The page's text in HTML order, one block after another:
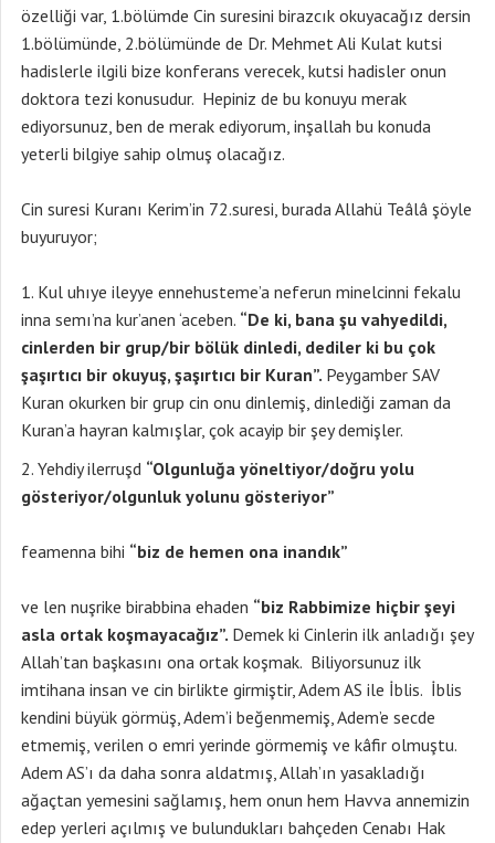
özelliği var, 1.bölümde Cin suresini birazcık okuyacağız dersin
1.bölümünde, 2.bölümünde de Dr. Mehmet Ali Kulat kutsi
hadislerle ilgili bize konferans verecek, kutsi hadisler onun
doktora tezi konusudur. Hepiniz de bu konuyu merak
ediyorsunuz, ben de merak ediyorum, inşallah bu konuda
yeterli bilgiye sahip olmuş olacağız.
Cin suresi Kuranı Kerim’in 72.suresi, burada Allahü Teâlâ şöyle
buyuruyor;
Kul uhıye ileyye ennehusteme’a neferun minelcinni fekalu
inna semı’na kur’anen ‘aceben. “De ki, bana şu vahyedildi,
cinlerden bir grup/bir bölük dinledi, dediler ki bu çok
şaşırtıcı bir okuyuş, şaşırtıcı bir Kuran”. Peygamber SAV
Kuran okurken bir grup cin onu dinlemiş, dinlediği zaman da
Kuran’a hayran kalmışlar, çok acayip bir şey demişler.
Yehdiy ilerruşd “Olgunluğa yöneltiyor/doğru yolu
gösteriyor/olgunluk yolunu gösteriyor”
feamenna bihi “biz de hemen ona inandık”
ve len nuşrike birabbina ehaden “biz Rabbimize hiçbir şeyi
asla ortak koşmayacağız”. Demek ki Cinlerin ilk anladığı şey
Allah’tan başkasını ona ortak koşmak. Biliyorsunuz ilk
imtihana insan ve cin birlikte girmiştir, Adem AS ile İblis. İblis
kendini büyük görmüş, Adem’i beğenmemiş, Adem’e secde
etmemiş, verilen o emri yerinde görmemiş ve kâfir olmuştu.
Adem AS’ı da daha sonra aldatmış, Allah’ın yasakladığı
ağaçtan yemesini sağlamış, hem onun hem Havva annemizin
edep yerleri açılmış ve bulundukları bahçeden Cenabı Hak